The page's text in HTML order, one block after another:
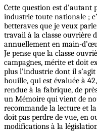
Cette question est d’autant
industrie toute nationale ;
betteraves que je veux
travail à la classe ouvrière
annuellement en main-
Je pense que la classe
campagnes, mérite et doit
plus l’industrie dont il
houille, qui est évaluée à
rendue à la fabrique, de
un Mémoire qui vient de
recommande la lecture et
doit pas perdre de vue, en
modifications à la